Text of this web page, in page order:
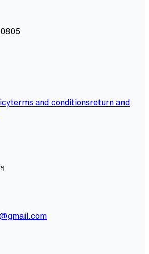
terms and conditionsreturn and